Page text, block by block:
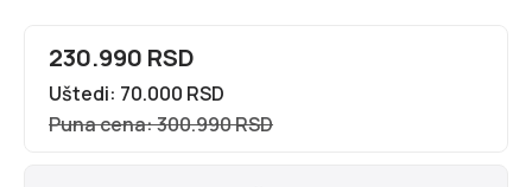
230.990 RSD
Uštedi: 70.000 RSD
Puna cena: 300.990 RSD